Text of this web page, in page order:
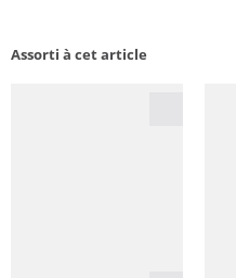
Assorti à cet article